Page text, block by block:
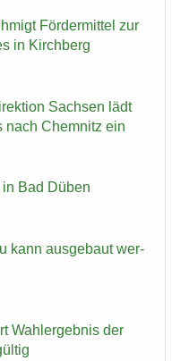
För­der­mit­tel zur
in Kirch­berg
Sach­sen lädt
nach Chem­nitz ein
Bad Düben
kann aus­ge­baut wer­
Wahl­er­geb­nis der